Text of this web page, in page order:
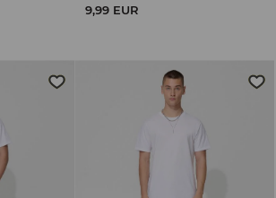
9,99 EUR